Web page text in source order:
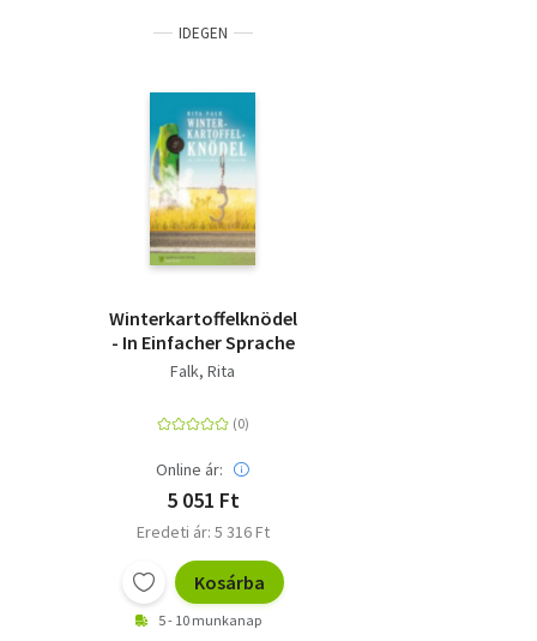
IDEGEN
Winterkartoffelknödel
- In Einfacher Sprache
Falk, Rita
Online ár:
5 051 Ft
Eredeti ár: 5 316 Ft
Kosárba
5 - 10 munkanap